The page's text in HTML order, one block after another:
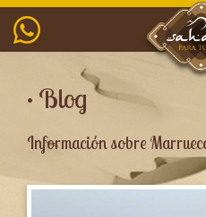
• Blog
Información sobre